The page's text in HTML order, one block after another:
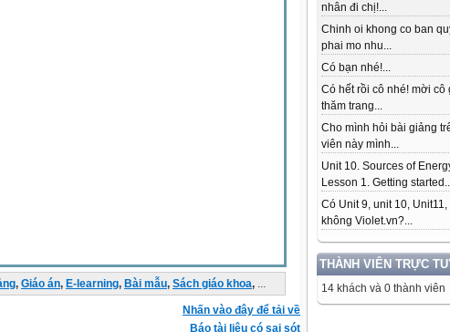
nhân đi chị!...
Chinh oi khong co ban
phai mo nhu...
Có bạn nhé!...
Có hết rồi cô nhé! mời cô
thăm trang...
Cho mình hỏi bài giảng
viên này mình...
Unit 10. Sources of
Lesson 1. Getting
Có Unit 9, unit 10, Unit11,
không Violet.vn?...
THÀNH VIÊN TRỰC
14 khách và 0 thành viên
, Giáo án, E-learning, Bài mẫu, Sách giáo khoa, ...
Nhấn vào đây để tải về
Báo tài liệu có sai sót